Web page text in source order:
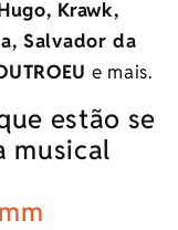
Krawk,
Salvador da
e mais.
estão se
musical